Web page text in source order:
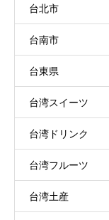
台北市
台南市
台東県
台湾スイーツ
台湾ドリンク
台湾フルーツ
台湾土産